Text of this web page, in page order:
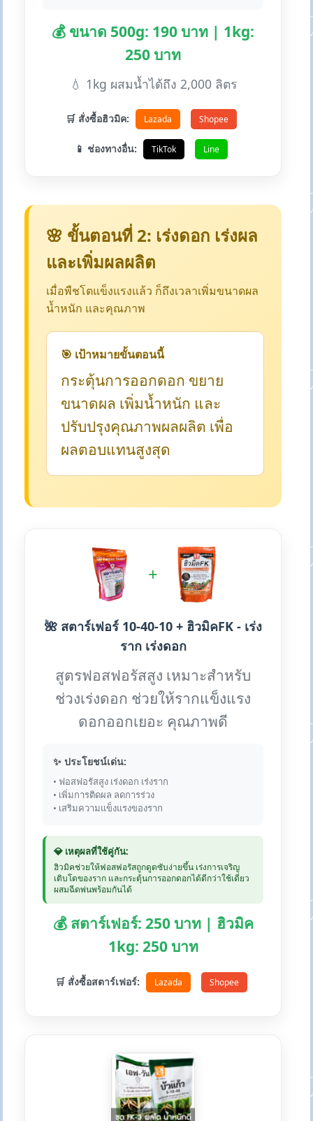
💰 ขนาด 500g: 190 บาท | 1kg:
250 บาท
💧 1kg ผสมน้ำได้ถึง 2,000 ลิตร
🛒 สั่งซื้อฮิวมิค: Lazada Shopee
📱 ช่องทางอื่น: TikTok Line
🌸 ขั้นตอนที่ 2: เร่งดอก เร่งผล
และเพิ่มผลผลิต
เมื่อพืชโตแข็งแรงแล้ว ก็ถึงเวลาเพิ่มขนาดผล
น้ำหนัก และคุณภาพ
🎯 เป้าหมายขั้นตอนนี้
กระตุ้นการออกดอก ขยาย
ขนาดผล เพิ่มน้ำหนัก และ
ปรับปรุงคุณภาพผลผลิต เพื่อ
ผลตอบแทนสูงสุด
+
🌺 สตาร์เฟอร์ 10-40-10 + ฮิวมิคFK - เร่ง
ราก เร่งดอก
สูตรฟอสฟอรัสสูง เหมาะสำหรับ
ช่วงเร่งดอก ช่วยให้รากแข็งแรง
ดอกออกเยอะ คุณภาพดี
✨ ประโยชน์เด่น:
• ฟอสฟอรัสสูง เร่งดอก เร่งราก
• เพิ่มการติดผล ลดการร่วง
• เสริมความแข็งแรงของราก
💎 เหตุผลที่ใช้คู่กัน:
ฮิวมิคช่วยให้ฟอสฟอรัสถูกดูดซับง่ายขึ้น เร่งการเจริญ
เติบโตของราก และกระตุ้นการออกดอกได้ดีกว่าใช้เดี่ยว
ผสมฉีดพ่นพร้อมกันได้
💰 สตาร์เฟอร์: 250 บาท | ฮิวมิค
1kg: 250 บาท
🛒 สั่งซื้อสตาร์เฟอร์: Lazada Shopee